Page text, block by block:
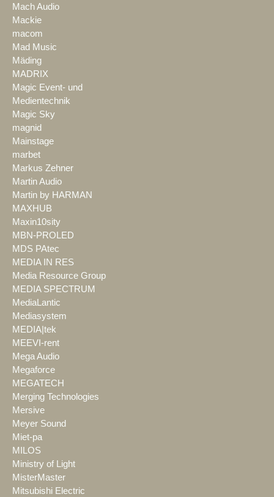
Mach Audio
Mackie
macom
Mad Music
Mäding
MADRIX
Magic Event- und
Medientechnik
Magic Sky
magnid
Mainstage
marbet
Markus Zehner
Martin Audio
Martin by HARMAN
MAXHUB
Maxin10sity
MBN-PROLED
MDS PAtec
MEDIA IN RES
Media Resource Group
MEDIA SPECTRUM
MediaLantic
Mediasystem
MEDIA|tek
MEEVI-rent
Mega Audio
Megaforce
MEGATECH
Merging Technologies
Mersive
Meyer Sound
Miet-pa
MILOS
Ministry of Light
MisterMaster
Mitsubishi Electric